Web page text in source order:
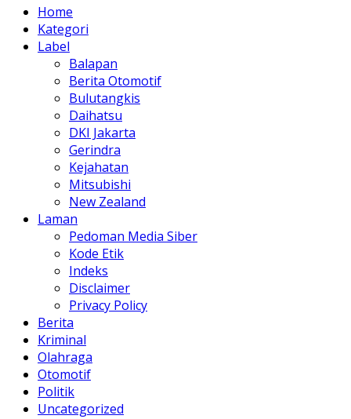
Home
Kategori
Label
Balapan
Berita Otomotif
Bulutangkis
Daihatsu
DKI Jakarta
Gerindra
Kejahatan
Mitsubishi
New Zealand
Laman
Pedoman Media Siber
Kode Etik
Indeks
Disclaimer
Privacy Policy
Berita
Kriminal
Olahraga
Otomotif
Politik
Uncategorized